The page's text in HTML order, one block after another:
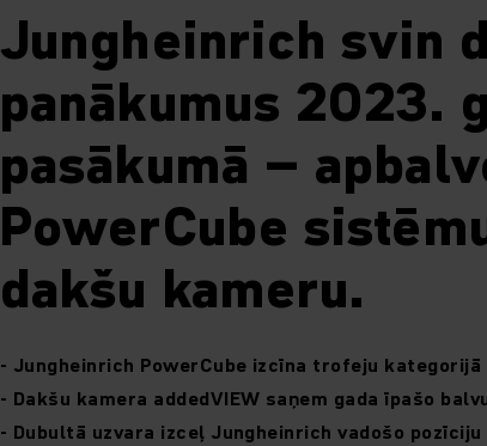
Jungheinrich svin
panākumus 2023.
pasākumā –
PowerCube
dakšu kameru.
- Jungheinrich PowerCube izcīna trofeju
- Dakšu kamera addedVIEW saņem gada īpašo
- Dubultā uzvara izceļ Jungheinrich vadošo